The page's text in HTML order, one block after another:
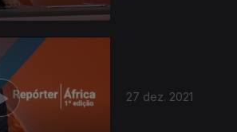
27 dez. 2021